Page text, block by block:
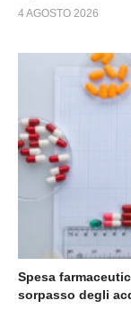
4 AGOSTO 2026
Spesa
sorpasso degli